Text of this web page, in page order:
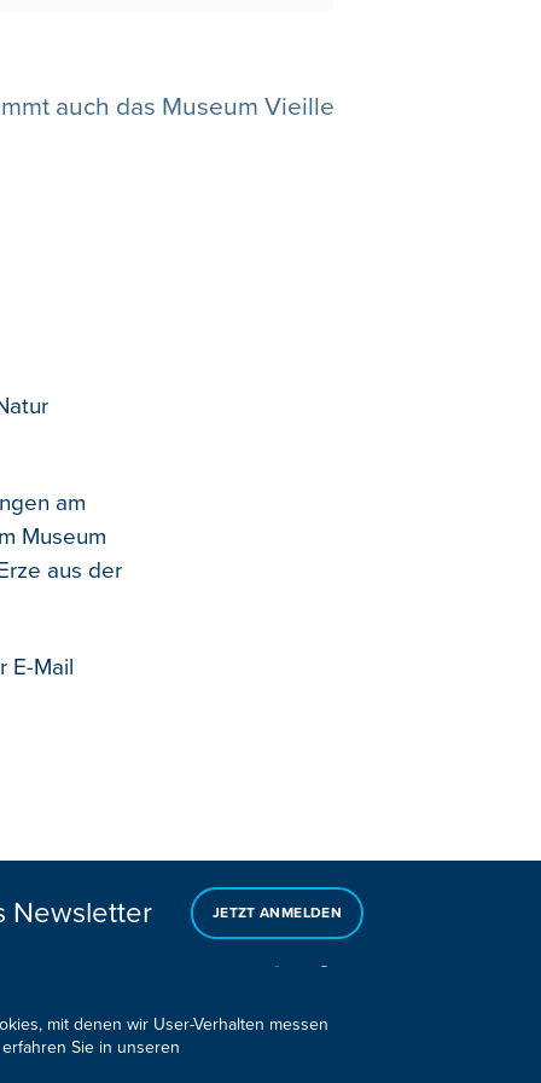
auch das Museum Vieille
am
Museum
aus der
E-Mail
Newsletter JETZT ANMELDEN
mit denen wir User-Verhalten messen
Sie in unseren